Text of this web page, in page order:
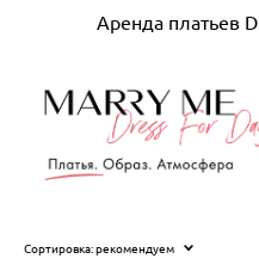
Аренда платьев
Сортировка:рекомендуем